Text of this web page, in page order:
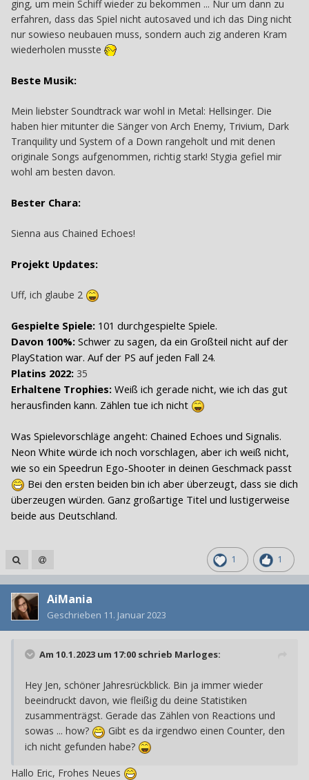
ging, um mein Schiff wieder zu bekommen ... Nur um dann zu
erfahren, dass das Spiel nicht autosaved und ich das Ding nicht
nur sowieso neubauen muss, sondern auch zig anderen Kram
wiederholen musste
Beste Musik:
Mein liebster Soundtrack war wohl in Metal: Hellsinger. Die
haben hier mitunter die Sänger von Arch Enemy, Trivium, Dark
Tranquility und System of a Down rangeholt und mit denen
originale Songs aufgenommen, richtig stark! Stygia gefiel mir
wohl am besten davon.
Bester Chara:
Sienna aus Chained Echoes!
Projekt Updates:
Uff, ich glaube 2
Gespielte Spiele: 101 durchgespielte Spiele.
Davon 100%: Schwer zu sagen, da ein Großteil nicht auf der
PlayStation war. Auf der PS auf jeden Fall 24.
Platins 2022: 35
Erhaltene Trophies: Weiß ich gerade nicht, wie ich das gut
herausfinden kann. Zählen tue ich nicht
Was Spielevorschläge angeht: Chained Echoes und Signalis.
Neon White würde ich noch vorschlagen, aber ich weiß nicht,
wie so ein Speedrun Ego-Shooter in deinen Geschmack passt
Bei den ersten beiden bin ich aber überzeugt, dass sie dich
überzeugen würden. Ganz großartige Titel und lustigerweise
beide aus Deutschland.
1 1
AiMania
Geschrieben 11. Januar 2023
Am 10.1.2023 um 17:00 schrieb Marloges:
Hey Jen, schöner Jahresrückblick. Bin ja immer wieder
beeindruckt davon, wie fleißig du deine Statistiken
zusammenträgst. Gerade das Zählen von Reactions und
sowas ... how?
Gibt es da irgendwo einen Counter, den
ich nicht gefunden habe?
Hallo Eric, Frohes Neues